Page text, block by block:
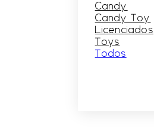
Candy
Candy Toy
Licenciados
Toys
Todos